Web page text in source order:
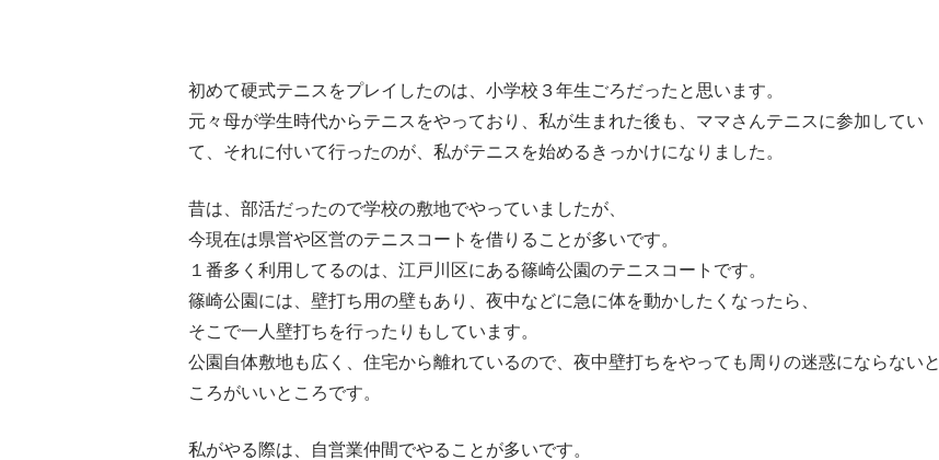
初めて硬式テニスをプレイしたのは、小学校３年生ごろだったと思います。
元々母が学生時代からテニスをやっており、私が生まれた後も、ママさんテニスに参加してい
て、それに付いて行ったのが、私がテニスを始めるきっかけになりました。
昔は、部活だったので学校の敷地でやっていましたが、
今現在は県営や区営のテニスコートを借りることが多いです。
１番多く利用してるのは、江戸川区にある篠崎公園のテニスコートです。
篠崎公園には、壁打ち用の壁もあり、夜中などに急に体を動かしたくなったら、
そこで一人壁打ちを行ったりもしています。
公園自体敷地も広く、住宅から離れているので、夜中壁打ちをやっても周りの迷惑にならないと
ころがいいところです。
私がやる際は、自営業仲間でやることが多いです。